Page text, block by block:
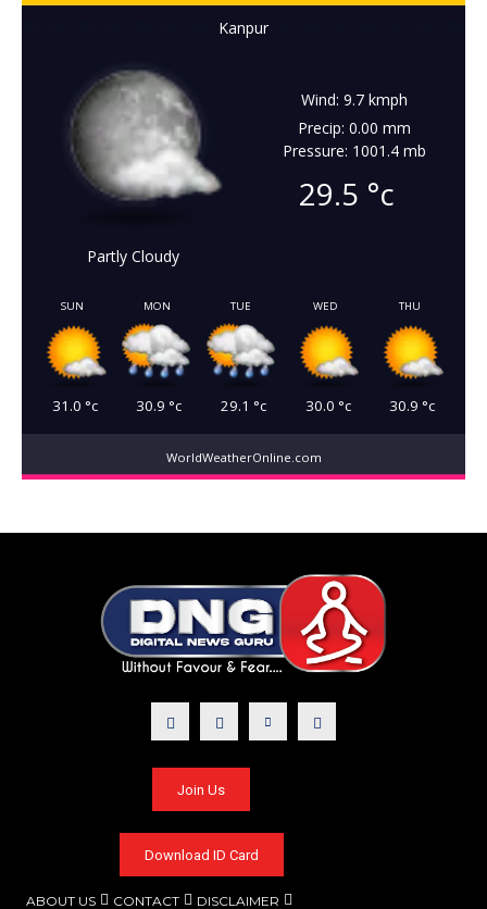
Kanpur
Partly Cloudy
Wind: 9.7 kmph
Precip: 0.00 mm
Pressure: 1001.4 mb
29.5 °c
SUN
31.0 °c
MON
30.9 °c
TUE
29.1 °c
WED
30.0 °c
THU
30.9 °c
WorldWeatherOnline.com
Join Us
Download ID Card
ABOUT US CONTACT DISCLAIMER